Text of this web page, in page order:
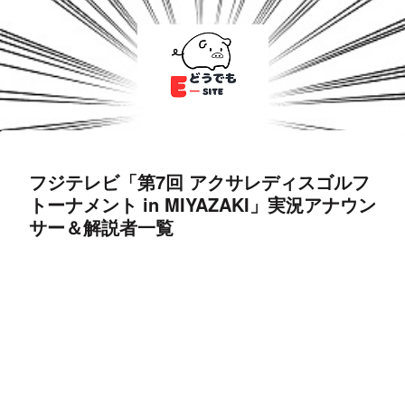
フジテレビ「第7回 アクサレディスゴルフ
トーナメント in MIYAZAKI」実況アナウン
サー＆解説者一覧